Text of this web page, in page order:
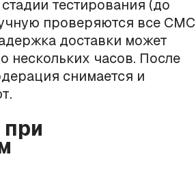
тестирования (до
проверяются все СМС
доставки может
нескольких часов. После
снимается и